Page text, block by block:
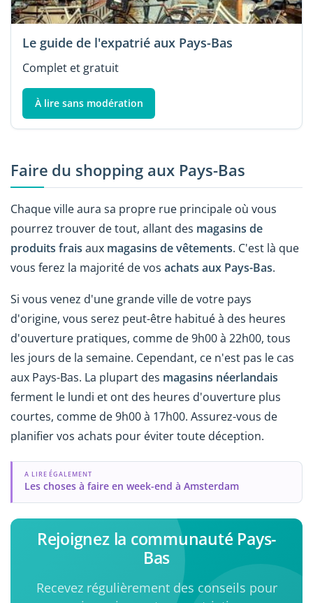
Le guide de l'expatrié aux Pays-Bas
Complet et gratuit
À lire sans modération
Faire du shopping aux Pays-Bas
Chaque ville aura sa propre rue principale où vous
pourrez trouver de tout, allant des magasins de
produits frais aux magasins de vêtements. C'est là que
vous ferez la majorité de vos achats aux Pays-Bas.
Si vous venez d'une grande ville de votre pays
d'origine, vous serez peut-être habitué à des heures
d'ouverture pratiques, comme de 9h00 à 22h00, tous
les jours de la semaine. Cependant, ce n'est pas le cas
aux Pays-Bas. La plupart des magasins néerlandais
ferment le lundi et ont des heures d'ouverture plus
courtes, comme de 9h00 à 17h00. Assurez-vous de
planifier vos achats pour éviter toute déception.
A LIRE ÉGALEMENT
Les choses à faire en week-end à Amsterdam
Rejoignez la communauté Pays-
Bas
Recevez régulièrement des conseils pour